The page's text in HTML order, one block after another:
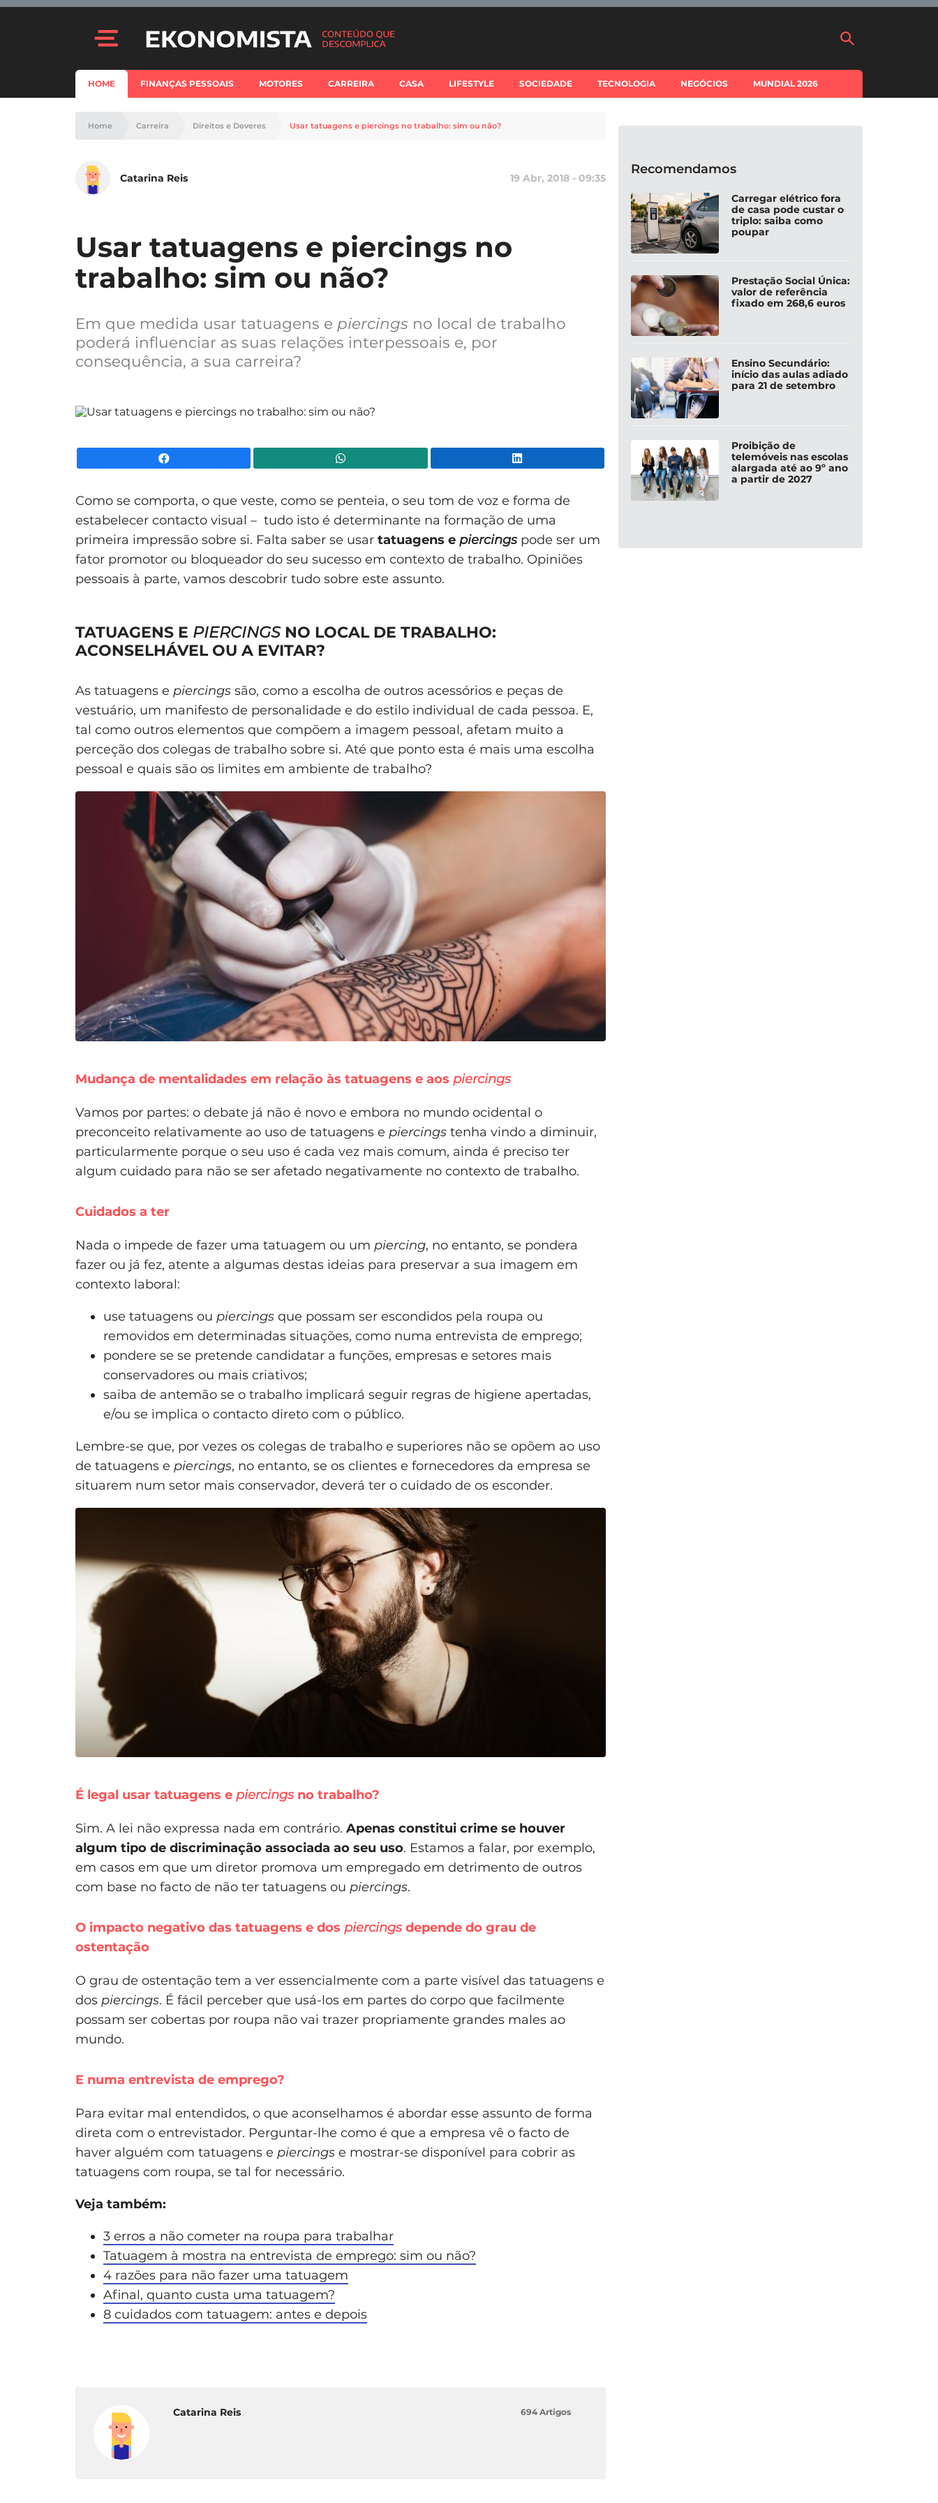
HOME FINANÇAS PESSOAIS MOTORES CARREIRA CASA LIFESTYLE SOCIEDADE TECNOLOGIA NEGÓCIOS MUNDIAL 2026
Home Carreira Direitos e Deveres Usar tatuagens e piercings no trabalho: sim ou não?
Catarina Reis 19 Abr, 2018 - 09:35
Usar tatuagens e piercings no
trabalho: sim ou não?
Em que medida usar tatuagens e piercings no local de trabalho
poderá influenciar as suas relações interpessoais e, por
consequência, a sua carreira?
LinkedIn
Como se comporta, o que veste, como se penteia, o seu tom de voz e forma de
estabelecer contacto visual – tudo isto é determinante na formação de uma
primeira impressão sobre si. Falta saber se usar tatuagens e piercings pode ser um
fator promotor ou bloqueador do seu sucesso em contexto de trabalho. Opiniões
pessoais à parte, vamos descobrir tudo sobre este assunto.
TATUAGENS E PIERCINGSNO LOCAL DE TRABALHO:
ACONSELHÁVEL OU A EVITAR?
As tatuagens e piercings são, como a escolha de outros acessórios e peças de
vestuário, um manifesto de personalidade e do estilo individual de cada pessoa. E,
tal como outros elementos que compõem a imagem pessoal, afetam muito a
perceção dos colegas de trabalho sobre si. Até que ponto esta é mais uma escolha
pessoal e quais são os limites em ambiente de trabalho?
Mudança de mentalidades em relação às tatuagens e aos piercings
Vamos por partes: o debate já não é novo e embora no mundo ocidental o
preconceito relativamente ao uso de tatuagens e piercings tenha vindo a diminuir,
particularmente porque o seu uso é cada vez mais comum, ainda é preciso ter
algum cuidado para não se ser afetado negativamente no contexto de trabalho.
Cuidados a ter
Nada o impede de fazer uma tatuagem ou um piercing, no entanto, se pondera
fazer ou já fez, atente a algumas destas ideias para preservar a sua imagem em
contexto laboral:
use tatuagens ou piercings que possam ser escondidos pela roupa ou
removidos em determinadas situações, como numa entrevista de emprego;
pondere se se pretende candidatar a funções, empresas e setores mais
conservadores ou mais criativos;
saiba de antemão se o trabalho implicará seguir regras de higiene apertadas,
e/ou se implica o contacto direto com o público.
Lembre-se que, por vezes os colegas de trabalho e superiores não se opõem ao uso
de tatuagens e piercings, no entanto, se os clientes e fornecedores da empresa se
situarem num setor mais conservador, deverá ter o cuidado de os esconder.
É legal usar tatuagens e piercings no trabalho?
Sim. A lei não expressa nada em contrário. Apenas constitui crime se houver
algum tipo de discriminação associada ao seu uso. Estamos a falar, por exemplo,
em casos em que um diretor promova um empregado em detrimento de outros
com base no facto de não ter tatuagens ou piercings.
O impacto negativo das tatuagens e dos piercings depende do grau de
ostentação
O grau de ostentação tem a ver essencialmente com a parte visível das tatuagens e
dos piercings. É fácil perceber que usá-los em partes do corpo que facilmente
possam ser cobertas por roupa não vai trazer propriamente grandes males ao
mundo.
E numa entrevista de emprego?
Para evitar mal entendidos, o que aconselhamos é abordar esse assunto de forma
direta com o entrevistador. Perguntar-lhe como é que a empresa vê o facto de
haver alguém com tatuagens e piercings e mostrar-se disponível para cobrir as
tatuagens com roupa, se tal for necessário.
Veja também:
3 erros a não cometer na roupa para trabalhar
Tatuagem à mostra na entrevista de emprego: sim ou não?
4 razões para não fazer uma tatuagem
Afinal, quanto custa uma tatuagem?
8 cuidados com tatuagem: antes e depois
Catarina Reis 694 Artigos
Recomendamos
Carregar elétrico fora
de casa pode custar o
triplo: saiba como
poupar
Prestação Social Única:
valor de referência
fixado em 268,6 euros
Ensino Secundário:
início das aulas adiado
para 21 de setembro
Proibição de
telemóveis nas escolas
alargada até ao 9º ano
a partir de 2027